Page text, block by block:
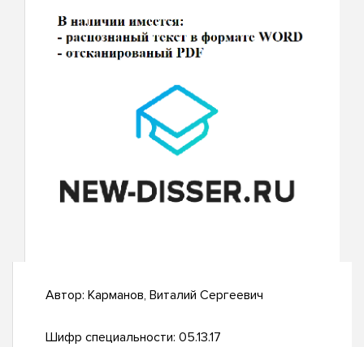
Автор: Карманов, Виталий Сергеевич
Шифр специальности: 05.13.17